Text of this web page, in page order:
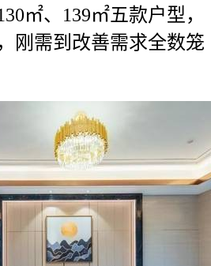
㎡、139㎡五款户型，
刚需到改善需求全数笼